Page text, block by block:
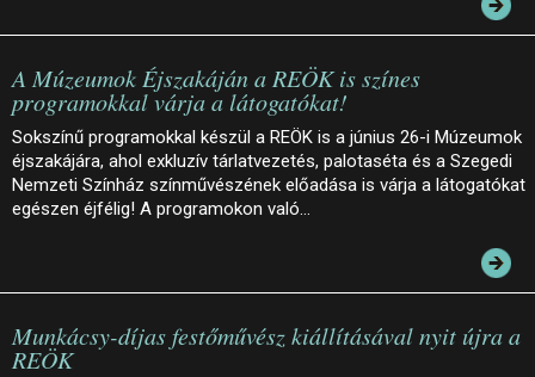
A Múzeumok Éjszakáján a REÖK is színes
programokkal várja a látogatókat!
Sokszínű programokkal készül a REÖK is a június 26-i Múzeumok
éjszakájára, ahol exkluzív tárlatvezetés, palotaséta és a Szegedi
Nemzeti Színház színművészének előadása is várja a látogatókat
egészen éjfélig! A programokon való…
Munkácsy-díjas festőművész kiállításával nyit újra a
REÖK